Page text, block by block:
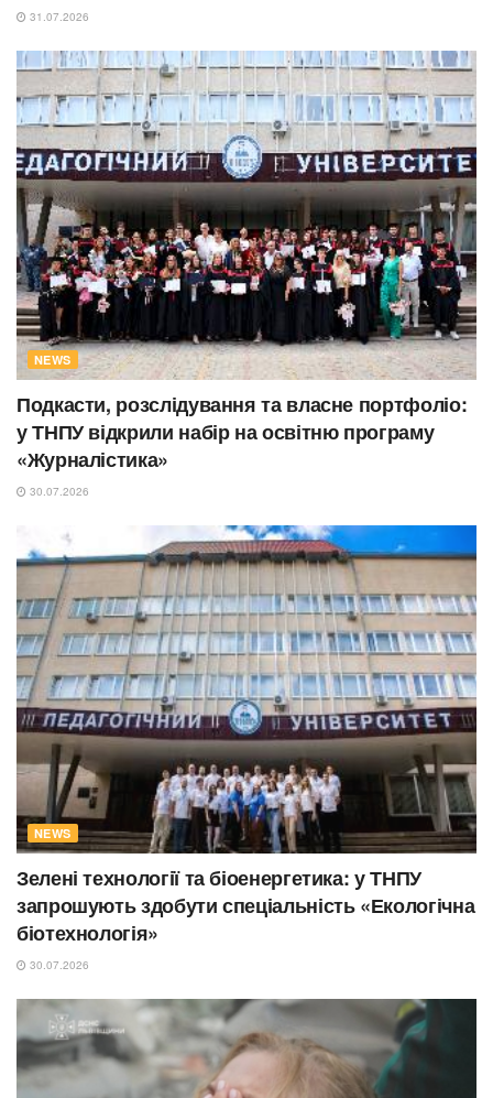
31.07.2026
NEWS
Подкасти, розслідування та власне портфоліо:
у ТНПУ відкрили набір на освітню програму
«Журналістика»
30.07.2026
NEWS
Зелені технології та біоенергетика: у ТНПУ
запрошують здобути спеціальність «Екологічна
біотехнологія»
30.07.2026